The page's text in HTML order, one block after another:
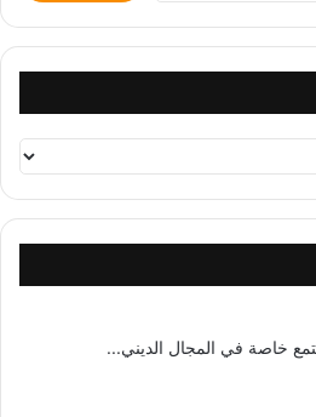
خاصة في المجال الديني...